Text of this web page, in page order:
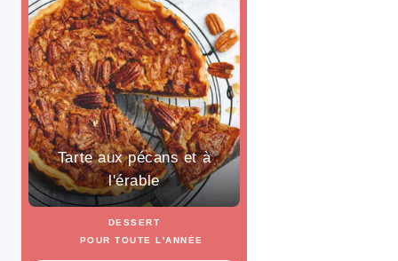
Tarte aux pécans et à
l'érable
DESSERT
POUR TOUTE L'ANNÉE